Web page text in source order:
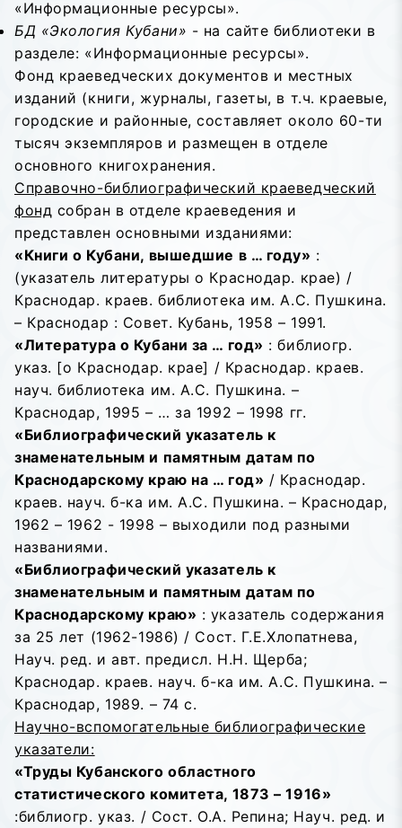
«Информационные ресурсы».
БД «Экология Кубани» - на сайте библиотеки в
разделе: «Информационные ресурсы».
Фонд краеведческих документов и местных
изданий (книги, журналы, газеты, в т.ч. краевые,
городские и районные, составляет около 60-ти
тысяч экземпляров и размещен в отделе
основного книгохранения.
Справочно-библиографический краеведческий
фонд собран в отделе краеведения и
представлен основными изданиями:
«Книги о Кубани, вышедшие в … году» :
(указатель литературы о Краснодар. крае) /
Краснодар. краев. библиотека им. А.С. Пушкина.
– Краснодар : Совет. Кубань, 1958 – 1991.
«Литература о Кубани за … год» : библиогр.
указ. [о Краснодар. крае] / Краснодар. краев.
науч. библиотека им. А.С. Пушкина. –
Краснодар, 1995 – … за 1992 – 1998 гг.
«Библиографический указатель к
знаменательным и памятным датам по
Краснодарскому краю на … год» / Краснодар.
краев. науч. б-ка им. А.С. Пушкина. – Краснодар,
1962 – 1962 - 1998 – выходили под разными
названиями.
«Библиографический указатель к
знаменательным и памятным датам по
Краснодарскому краю» : указатель содержания
за 25 лет (1962-1986) / Сост. Г.Е.Хлопатнева,
Науч. ред. и авт. предисл. Н.Н. Щерба;
Краснодар. краев. науч. б-ка им. А.С. Пушкина. –
Краснодар, 1989. – 74 с.
Научно-вспомогательные библиографические
указатели:
«Труды Кубанского областного
статистического комитета, 1873 – 1916»
:библиогр. указ. / Сост. О.А. Репина; Науч. ред. и